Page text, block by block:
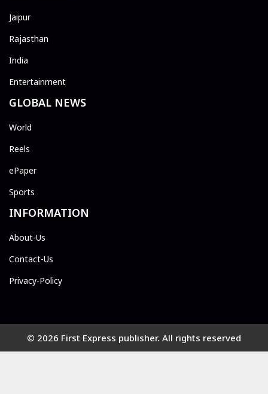
Jaipur
Rajasthan
India
Entertainment
GLOBAL NEWS
World
Reels
ePaper
Sports
INFORMATION
About-Us
Contact-Us
Privacy-Policy
© 2026 First Express publisher. All rights reserved